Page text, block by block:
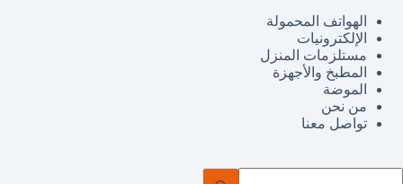
الهواتف المحمولة
الإلكترونيات
مستلزمات المنزل
المطبخ والأجهزة
الموضة
من نحن
تواصل معنا